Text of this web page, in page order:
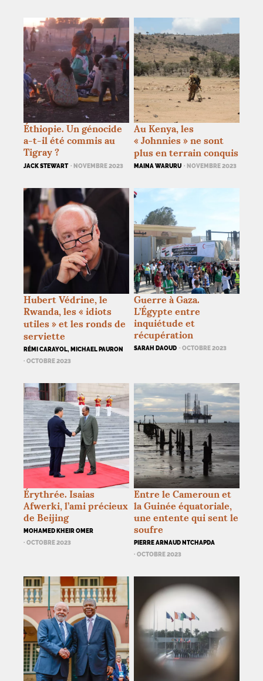
Éthiopie. Un génocide
a-t-il été commis au
Tigray ?
JACK STEWART · NOVEMBRE 2023
Au Kenya, les
« Johnnies » ne sont
plus en terrain conquis
MAINA WARURU · NOVEMBRE 2023
Hubert Védrine, le
Rwanda, les « idiots
utiles » et les ronds de
serviette
RÉMI CARAYOL, MICHAEL PAURON
· OCTOBRE 2023
Guerre à Gaza.
L’Égypte entre
inquiétude et
récupération
SARAH DAOUD · OCTOBRE 2023
Érythrée. Isaias
Afwerki, l’ami précieux
de Beijing
MOHAMED KHEIR OMER
· OCTOBRE 2023
Entre le Cameroun et
la Guinée équatoriale,
une entente qui sent le
soufre
PIERRE ARNAUD NTCHAPDA
· OCTOBRE 2023